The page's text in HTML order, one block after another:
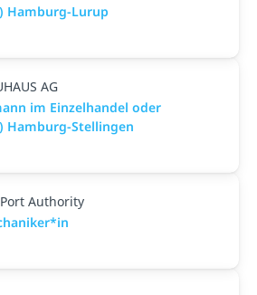
Hamburg-Lurup
AG
im Einzelhandel oder
Hamburg-Stellingen
Authority